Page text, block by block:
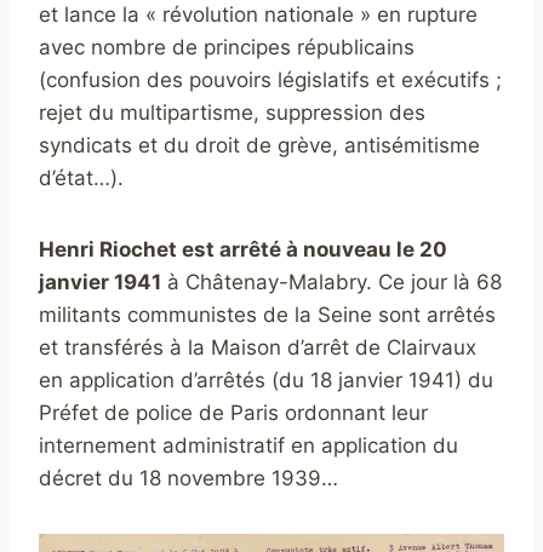
et lance la « révolution nationale » en rupture
avec nombre de principes républicains
(confusion des pouvoirs législatifs et exécutifs ;
rejet du multipartisme, suppression des
syndicats et du droit de grève, antisémitisme
d’état…).
Henri Riochet est arrêté à nouveau le 20
janvier 1941 à Châtenay-Malabry. Ce jour là 68
militants communistes de la Seine sont arrêtés
et transférés à la Maison d’arrêt de Clairvaux
en application d’arrêtés (du 18 janvier 1941) du
Préfet de police de Paris ordonnant leur
internement administratif en application du
décret du 18 novembre 1939…